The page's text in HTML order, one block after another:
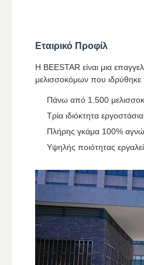
Εταιρικό Προφίλ
Η BEESTAR είναι μια
μελισσοκόμων που ιδρύθηκε
Πάνω από 1.500
Τρία ιδιόκτητα
Πλήρης γκάμα 100%
Υψηλής ποιότητας